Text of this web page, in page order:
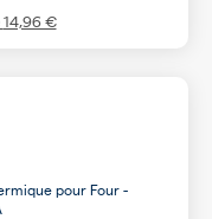
14,96 €
pour Four -